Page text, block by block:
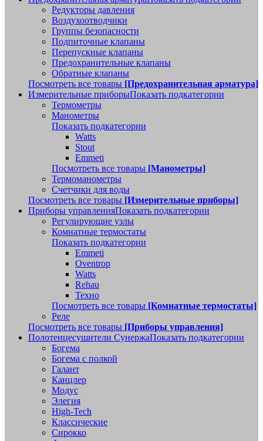
Редукторы давления
Воздухоотводчики
Группы безопасности
Подпиточные клапаны
Перепускные клапаны
Предохранительные клапаны
Обратные клапаны
Посмотреть все товары [Предохранительная арматура]
Измерительные приборыПоказать подкатегории
Термометры
Манометры
Показать подкатегории
Watts
Stout
Emmeti
Посмотреть все товары [Манометры]
Термоманометры
Счетчики для воды
Посмотреть все товары [Измерительные приборы]
Приборы управленияПоказать подкатегории
Регулирующие узлы
Комнатные термостаты
Показать подкатегории
Emmeti
Oventrop
Watts
Rehau
Техно
Посмотреть все товары [Комнатные термостаты]
Реле
Посмотреть все товары [Приборы управления]
Полотенцесушители СунержаПоказать подкатегории
Богема
Богема с полкой
Галант
Канцлер
Модус
Элегия
High-Tech
Классические
Сирокко